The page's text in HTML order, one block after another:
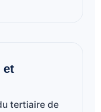
et
tertiaire de